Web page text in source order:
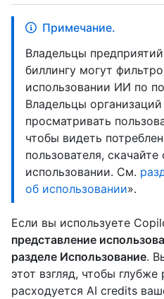
Примечание.
Владельцы
биллингу могут
использовании ИИ по
Владельцы
просматривать
чтобы видеть
пользователя, скачайте
использовании. См.
об использовании».
Если вы используете
представление
разделе Использование.
этот взгляд, чтобы глубже
расходуется AI credits